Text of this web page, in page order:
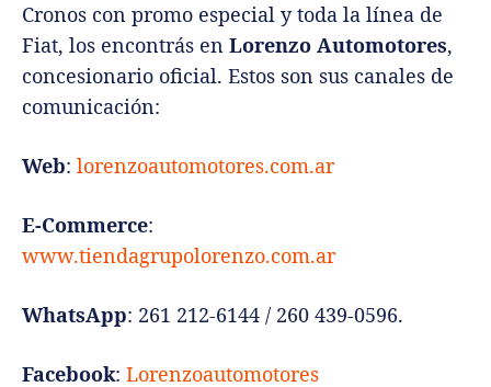
Cronos con promo especial y toda la línea de
Fiat, los encontrás en Lorenzo Automotores,
concesionario oficial. Estos son sus canales de
comunicación:
Web: lorenzoautomotores.com.ar
E-Commerce:
www.tiendagrupolorenzo.com.ar
WhatsApp: 261 212-6144 / 260 439-0596.
Facebook: Lorenzoautomotores